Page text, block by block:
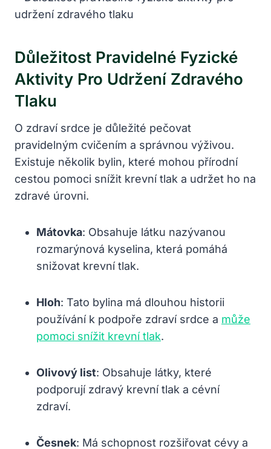
Důležitost Pravidelné⁢ Fyzické
Aktivity Pro ⁣udržení ⁢zdravého
Tlaku
O zdraví srdce je ​důležité pečovat
pravidelným cvičením a správnou výživou.
Existuje ​několik bylin, které mohou přírodní
⁢cestou pomoci snížit krevní tlak a udržet ho na‍
zdravé úrovni.
Mátovka: ⁣Obsahuje látku⁣ nazývanou
rozmarýnová⁣ kyselina, ‍která​ pomáhá
snižovat krevní tlak.
Hloh: Tato ⁤bylina má dlouhou ‌historii
používání k podpoře zdraví srdce a ​ může
pomoci snížit krevní tlak.
Olivový list: Obsahuje látky, které⁣
podporují⁣ zdravý krevní tlak a cévní
zdraví.
Česnek: Má ​schopnost rozšiřovat cévy a